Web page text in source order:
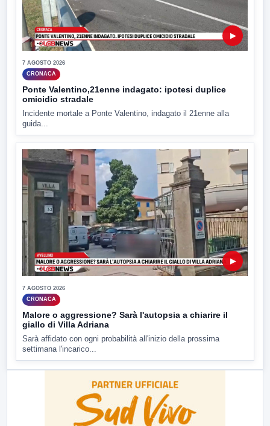
▶
7 AGOSTO 2026
CRONACA
Ponte Valentino,21enne indagato: ipotesi duplice
omicidio stradale
Incidente mortale a Ponte Valentino, indagato il 21enne alla
guida...
▶
7 AGOSTO 2026
CRONACA
Malore o aggressione? Sarà l'autopsia a chiarire il
giallo di Villa Adriana
Sarà affidato con ogni probabilità all'inizio della prossima
settimana l'incarico...